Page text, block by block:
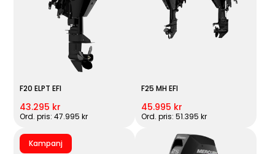
F20 ELPT EFI
43.295 kr
Ord. pris: 47.995 kr
F25 MH EFI
45.995 kr
Ord. pris: 51.395 kr
Kampanj